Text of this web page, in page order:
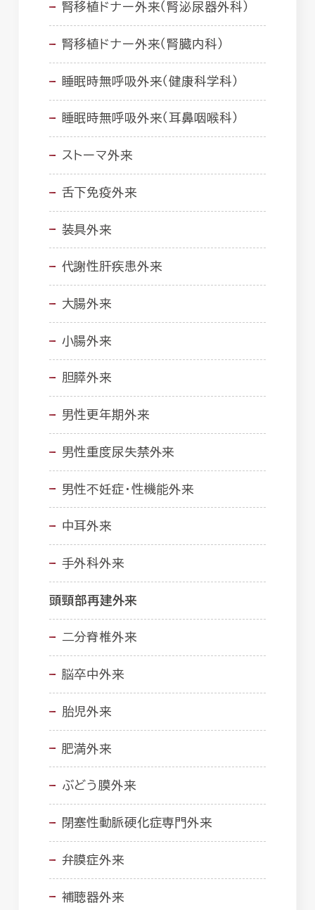
腎移植ドナー外来（腎泌尿器外科）
腎移植ドナー外来（腎臓内科）
睡眠時無呼吸外来（健康科学科）
睡眠時無呼吸外来（耳鼻咽喉科）
ストーマ外来
舌下免疫外来
装具外来
代謝性肝疾患外来
大腸外来
小腸外来
胆膵外来
男性更年期外来
男性重度尿失禁外来
男性不妊症・性機能外来
中耳外来
手外科外来
頭頸部再建外来
二分脊椎外来
脳卒中外来
胎児外来
肥満外来
ぶどう膜外来
閉塞性動脈硬化症専門外来
弁膜症外来
補聴器外来